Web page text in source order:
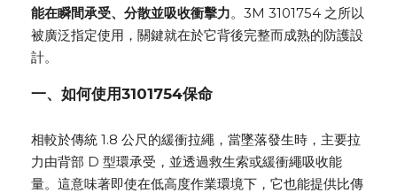
能在瞬間承受、分散並吸收衝擊力。3M 3101754 之所以
被廣泛指定使用，關鍵就在於它背後完整而成熟的防護設
計。
一、 如何使用3101754保命
相較於傳統 1.8 公尺的緩衝拉繩，當墜落發生時，主要拉
力由背部 D 型環承受，並透過救生索或緩衝繩吸收能
量。這意味著即使在低高度作業環境下，它也能提供比傳